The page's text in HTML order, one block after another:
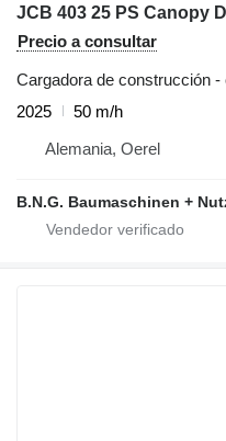
JCB 403 25 PS Canopy
Precio a consultar
Cargadora de construcción
2025
50 m/h
Alemania, Oerel
B.N.G. Baumaschinen +